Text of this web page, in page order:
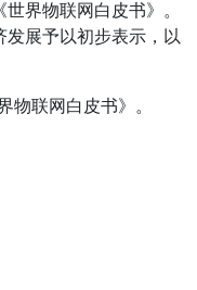
界物联网白皮书》。
展予以初步表示，以
联网白皮书》。